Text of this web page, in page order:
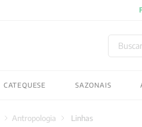
Buscar
CATEQUESE SAZONAIS
Antropologia Linhas
2027